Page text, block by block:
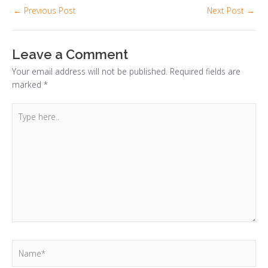
← Previous Post Next Post →
Leave a Comment
Your email address will not be published. Required fields are
marked *
here..